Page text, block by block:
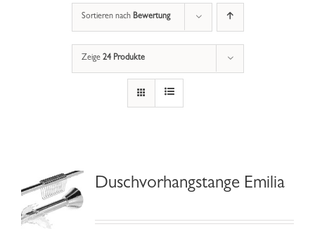
Laakfeld Geschenk
Sortieren nach Bewertung
Zeige 24 Produkte
Duschvorhangstange Emilia